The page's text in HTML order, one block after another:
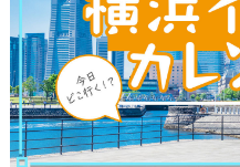
観光ガイド
ランキング